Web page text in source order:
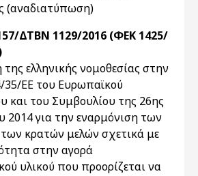
(αναδιατύπωση)
ΔΤΒΝ 1129/2016 (ΦΕΚ 1425/
ελληνικής νομοθεσίας στην
35/ΕΕ του Ευρωπαϊκού
και του Συμβουλίου της 26ης
2014 για την εναρμόνιση των
κρατών μελών σχετικά με
στην αγορά
υλικού που προορίζεται να